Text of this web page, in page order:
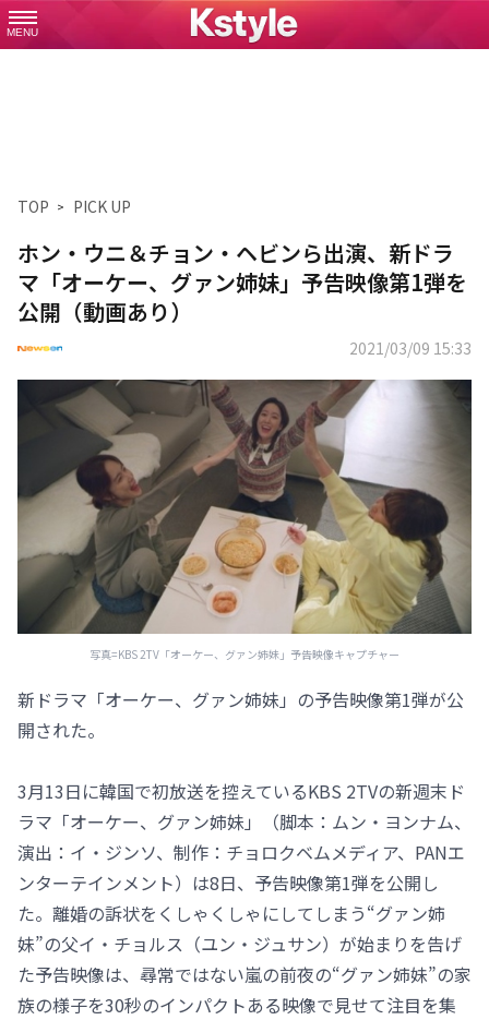
MENU
TOP PICK UP
ホン・ウニ＆チョン・ヘビンら出演、新ドラ
マ「オーケー、グァン姉妹」予告映像第1弾を
公開（動画あり）
2021/03/09 15:33
写真=KBS 2TV「オーケー、グァン姉妹」予告映像キャプチャー
新ドラマ「オーケー、グァン姉妹」の予告映像第1弾が公
開された。
3月13日に韓国で初放送を控えているKBS 2TVの新週末ド
ラマ「オーケー、グァン姉妹」（脚本：ムン・ヨンナム、
演出：イ・ジンソ、制作：チョロクベムメディア、PANエ
ンターテインメント）は8日、予告映像第1弾を公開し
た。離婚の訴状をくしゃくしゃにしてしまう“グァン姉
妹”の父イ・チョルス（ユン・ジュサン）が始まりを告げ
た予告映像は、尋常ではない嵐の前夜の“グァン姉妹”の家
族の様子を30秒のインパクトある映像で見せて注目を集